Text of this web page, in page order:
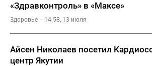
«Здравконтроль» в «Mаксе»
Здоровье 14:58, 13 июля
Айсен Николаев посетил
центр Якутии